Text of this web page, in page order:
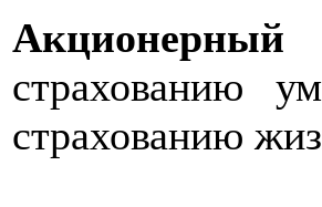
страхованию
страхованию